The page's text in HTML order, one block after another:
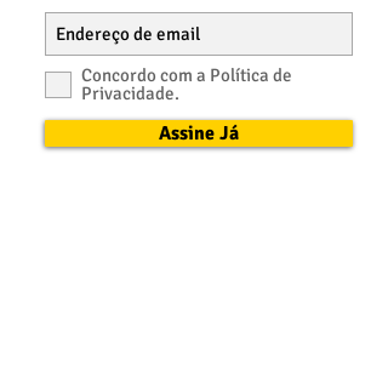
Concordo com a Política de
Privacidade.
Assine Já